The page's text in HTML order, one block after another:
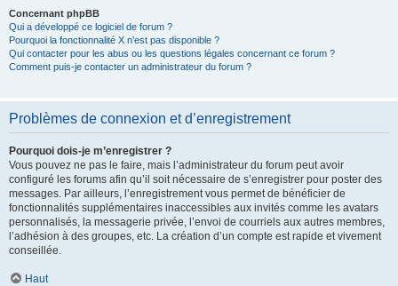
Concernant phpBB
Qui a développé ce logiciel de forum ?
Pourquoi la fonctionnalité X n’est pas disponible ?
Qui contacter pour les abus ou les questions légales concernant ce forum ?
Comment puis-je contacter un administrateur du forum ?
Problèmes de connexion et d’enregistrement
Pourquoi dois-je m’enregistrer ?
Vous pouvez ne pas le faire, mais l’administrateur du forum peut avoir
configuré les forums afin qu’il soit nécessaire de s’enregistrer pour poster des
messages. Par ailleurs, l’enregistrement vous permet de bénéficier de
fonctionnalités supplémentaires inaccessibles aux invités comme les avatars
personnalisés, la messagerie privée, l’envoi de courriels aux autres membres,
l’adhésion à des groupes, etc. La création d’un compte est rapide et vivement
conseillée.
Haut